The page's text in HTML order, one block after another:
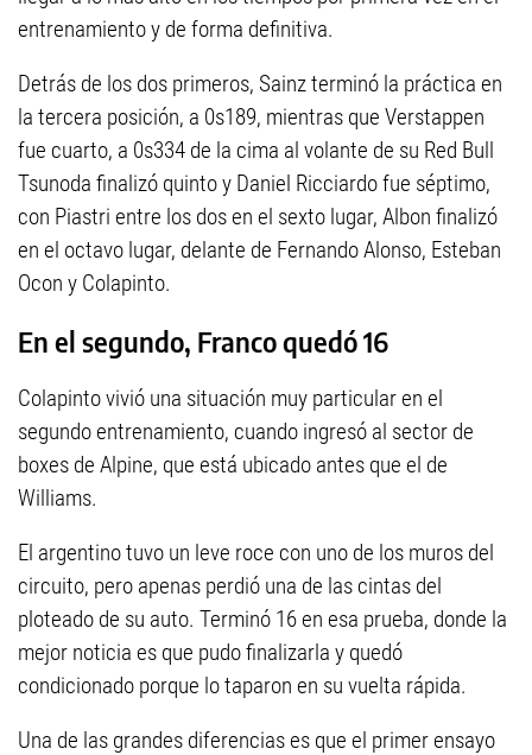
entrenamiento y de forma definitiva.
Detrás de los dos primeros, Sainz terminó la práctica en
la tercera posición, a 0s189, mientras que Verstappen
fue cuarto, a 0s334 de la cima al volante de su Red Bull
Tsunoda finalizó quinto y Daniel Ricciardo fue séptimo,
con Piastri entre los dos en el sexto lugar, Albon finalizó
en el octavo lugar, delante de Fernando Alonso, Esteban
Ocon y Colapinto.
En el segundo, Franco quedó 16
Colapinto vivió una situación muy particular en el
segundo entrenamiento, cuando ingresó al sector de
boxes de Alpine, que está ubicado antes que el de
Williams.
El argentino tuvo un leve roce con uno de los muros del
circuito, pero apenas perdió una de las cintas del
ploteado de su auto. Terminó 16 en esa prueba, donde la
mejor noticia es que pudo finalizarla y quedó
condicionado porque lo taparon en su vuelta rápida.
Una de las grandes diferencias es que el primer ensayo